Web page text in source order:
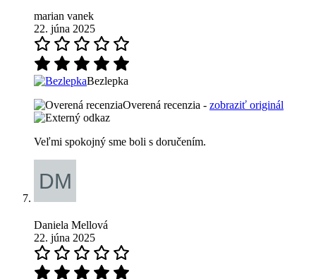
marian vanek
22. júna 2025
Bezlepka
Overená recenzia - zobraziť originál
Veľmi spokojný sme boli s doručením.
Daniela Mellová
22. júna 2025